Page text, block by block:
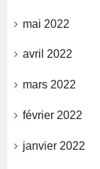
mai 2022
avril 2022
mars 2022
février 2022
janvier 2022